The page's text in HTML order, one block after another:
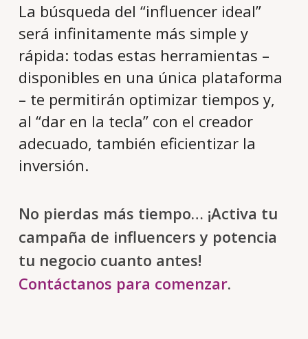
La búsqueda del “influencer ideal”
será infinitamente más simple y
rápida: todas estas herramientas –
disponibles en una única plataforma
– te permitirán optimizar tiempos y,
al “dar en la tecla” con el creador
adecuado, también eficientizar la
inversión.
No pierdas más tiempo… ¡Activa tu
campaña de influencers y potencia
tu negocio cuanto antes!
Contáctanos para comenzar.